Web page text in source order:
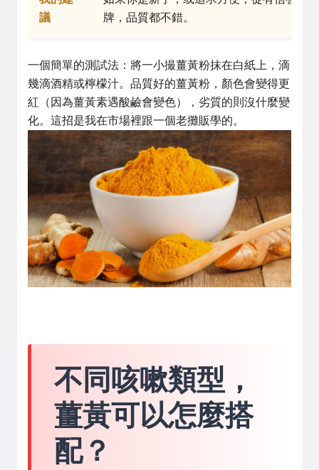
議
牌，品質都不錯。
一個簡單的測試法：將一小撮薑黃粉抹在白紙上，滴
幾滴酒精或檸檬汁。品質好的薑黃粉，顏色會變得更
紅（因為薑黃素遇酸鹼會變色），劣質的則沒什麼變
化。這招是我在市場裡跟一個老攤販學的。
不同咳嗽類型，
薑黃可以怎麼搭
配？